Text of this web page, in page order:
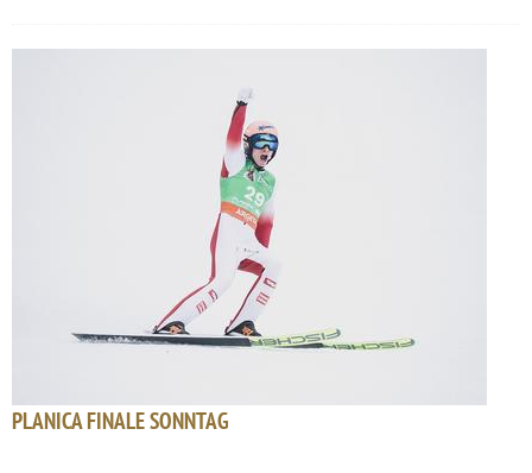
PLANICA FINALE SONNTAG